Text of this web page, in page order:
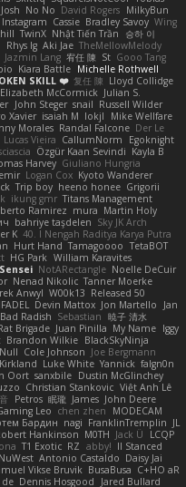
Josh No No David Rogers MilkyBun
Cassie Bradley Savoy Wing
TwinX Nhật Tiến Trần
승하 이
Rhys lg Aki Jae TheMellowMelody
Jazmin Lang 宥任 陳 St Gooo Tang
Kiara Battle Michelle Rothwell
SKILL ❤️ 复任 陳 Lloyd Collidge
Elizabeth McCormick Julian S.
John Steger snail Russell Wilder
Xavier isaiah M lokjl
Mike Wellfare
Morales Randal Falcone Der Le
Lucas Vieira CallumNorm
Egoknight
Özgür Kaan Sevindi Kayla B
Harvey Giuliano Hungria
Logan Cox Kyoto Wanderer
Trip boy heeno honee Grigorii
ikung gmr Titans Management
Ramirez mura Martin Holy
bahriye taşdelen Sky JK Arch
K 40. I Nengah Raditya Karya Putra
Hurt Hand Tamagoooo TetaBOT
HG Park William Karavites
NotARectangle Noelle DeCuir
Nenad Nikolic Tanner Moerke
Anwyl W00k13 Released 50
Devin Mattox Jon Martello
Jan
Bad Radish Sebastian 暁子 清水
Brigade Juan Pinilla My Name Iggy
Brandon Wilkie BlackSkyNinja
Null Cole Johnson Joe Bergmann
Luke White Yannick falgn0n
Oort sanxbile Dustin McGlinchey
Christian Stankovic Việt Anh Lê
Petros 眠瓏 James John Deere
Leo chen zhen
MODECAM
Бардин nagi FranklinTremplin JL
Hankinson M0TH Jack Ü
LCQP
T1 Exotic RZ abby! ll Stanced
NuWest Antonio Castaldo Daisy Jai
Vikse Bruvik BusaBusa C+HO aR
de Dennis Hosgood
Jared Bullard